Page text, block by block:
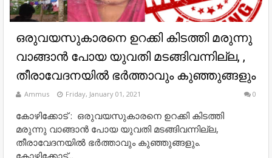
ഒരുവയസുകാരനെ ഉറക്കി കിടത്തി മരുന്നു
വാങ്ങാന്‍ പോയ യുവതി മടങ്ങിവന്നില്ല, ,
തീരാവേദനയില്‍ ഭര്‍ത്താവും കുഞ്ഞുങ്ങളും
Ammus Friday, January 01, 2021 0
കോഴിക്കോട് : ഒരുവയസുകാരനെ ഉറക്കി കിടത്തി
മരുന്നു വാങ്ങാന്‍ പോയ യുവതി മടങ്ങിവന്നില്ല,
തീരാവേദനയില്‍ ഭര്‍ത്താവും കുഞ്ഞുങ്ങളും.
കോഴിക്കോട്...